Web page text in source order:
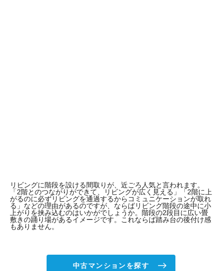
リビングに階段を設ける間取りが、近ごろ人気と言われます。
「2階とのつながりができて、リビングが広く見える」「2階に上
がるのに必ずリビングを通過するからコミュニケーションが取れ
る」などの理由があるのですが、ならばリビング階段の途中に小
上がりを挟み込むのはいかがでしょうか。階段の2段目に広い畳
敷きの踊り場があるイメージです。これならば踏み台の後付け感
もありません。
中古マンションを探す